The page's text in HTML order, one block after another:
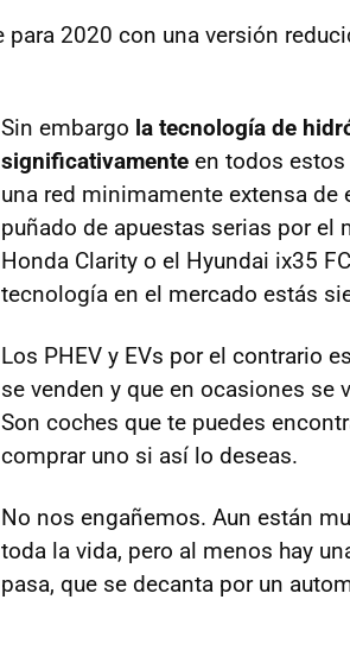
Sin embargo la tecnología de
significativamente en todos estos
una red minimamente extensa de
puñado de apuestas serias por el
Honda Clarity o el Hyundai ix35
tecnología en el mercado estás
Los PHEV y EVs por el contrario
se venden y que en ocasiones se
Son coches que te puedes
comprar uno si así lo deseas.
No nos engañemos. Aun están
toda la vida, pero al menos hay
pasa, que se decanta por un